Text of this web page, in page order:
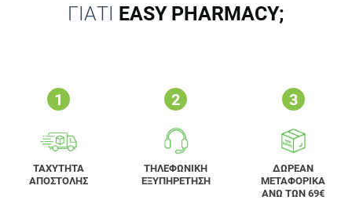
ΓΙΑΤΙ EASY PHARMACY;
ΤΑΧΥΤΗΤΑ
ΑΠΟΣΤΟΛΗΣ
ΤΗΛΕΦΩΝΙΚΗ
ΕΞΥΠΗΡΕΤΗΣΗ
ΔΩΡΕΑΝ
ΜΕΤΑΦΟΡΙΚΑ
ΑΝΩ ΤΩΝ 69€